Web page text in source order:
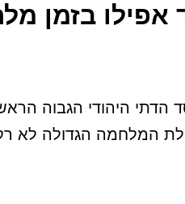
אפילו בזמן
הדתי היהודי הגבוה
המלחמה הגדולה לא